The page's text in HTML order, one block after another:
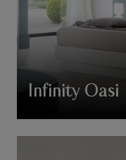
Infinity Oasi